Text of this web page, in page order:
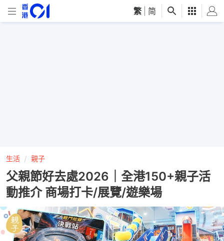
繁 简
生活 親子
父親節好去處2026｜全港150+親子活
動推介 商場打卡/展覽/遊樂場